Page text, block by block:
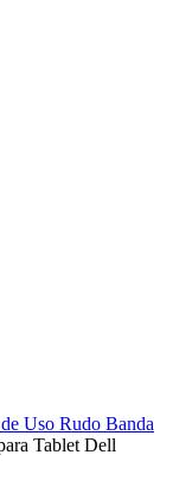
Uso Rudo Banda
Tablet Dell